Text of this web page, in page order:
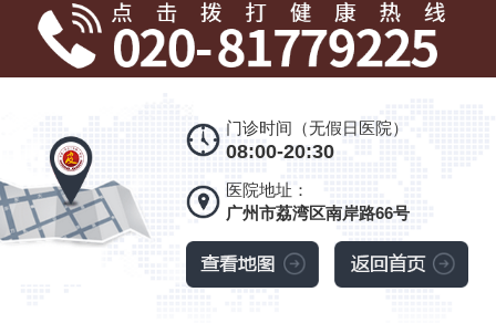
门诊时间（无假日医院）
08:00-20:30
医院地址：
广州市荔湾区南岸路66号